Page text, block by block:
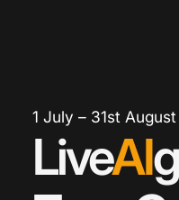
1 July – 31st
LiveAI